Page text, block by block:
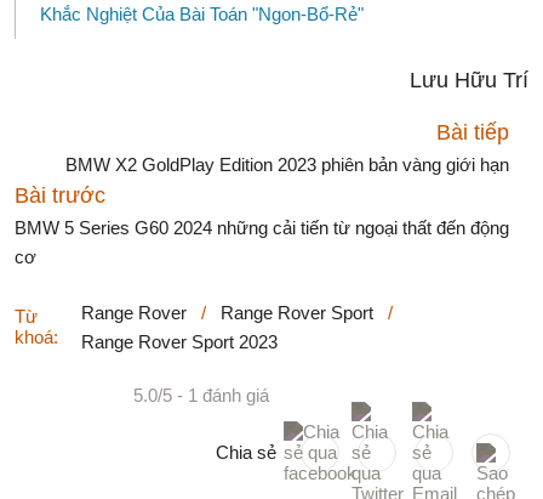
Khắc Nghiệt Của Bài Toán "Ngon-Bổ-Rẻ"
Lưu Hữu Trí
Bài tiếp
BMW X2 GoldPlay Edition 2023 phiên bản vàng giới hạn
Bài trước
BMW 5 Series G60 2024 những cải tiến từ ngoại thất đến động
cơ
Từ
khoá:
Range Rover / Range Rover Sport
/
Range Rover Sport 2023
5.0/5 - 1 đánh giá
Chia sẻ